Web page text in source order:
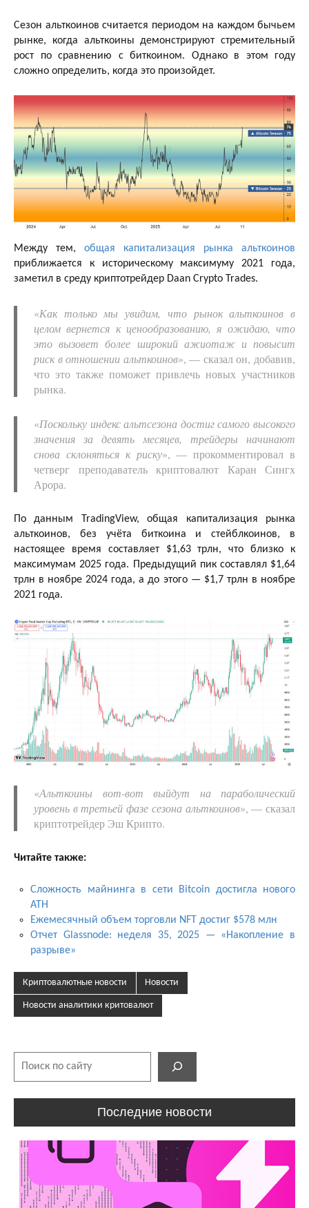
Сезон альткоинов считается периодом на каждом бычьем
рынке, когда альткоины демонстрируют стремительный
рост по сравнению с биткоином. Однако в этом году
сложно определить, когда это произойдет.
Между тем, общая капитализация рынка альткоинов
приближается к историческому максимуму 2021 года,
заметил в среду криптотрейдер Daan Crypto Trades.
«Как только мы увидим, что рынок альткоинов в
целом вернется к ценообразованию, я ожидаю, что
это вызовет более широкий ажиотаж и повысит
риск в отношении альткоинов», — сказал он, добавив,
что это также поможет привлечь новых участников
рынка.
«Поскольку индекс альтсезона достиг самого высокого
значения за девять месяцев, трейдеры начинают
снова склоняться к риску», — прокомментировал в
четверг преподаватель криптовалют Каран Сингх
Арора.
По данным TradingView, общая капитализация рынка
альткоинов, без учёта биткоина и стейблкоинов, в
настоящее время составляет $1,63 трлн, что близко к
максимумам 2025 года. Предыдущий пик составлял $1,64
трлн в ноябре 2024 года, а до этого — $1,7 трлн в ноябре
2021 года.
«Альткоины вот-вот выйдут на параболический
уровень в третьей фазе сезона альткоинов», — сказал
криптотрейдер Эш Крипто.
Читайте также:
Сложность майнинга в сети Bitcoin достигла нового
ATH
Ежемесячный объем торговли NFT достиг $578 млн
Отчет Glassnode: неделя 35, 2025 — «Накопление в
разрыве»
Криптовалютные новости Новости
Новости аналитики критовалют
Последние новости